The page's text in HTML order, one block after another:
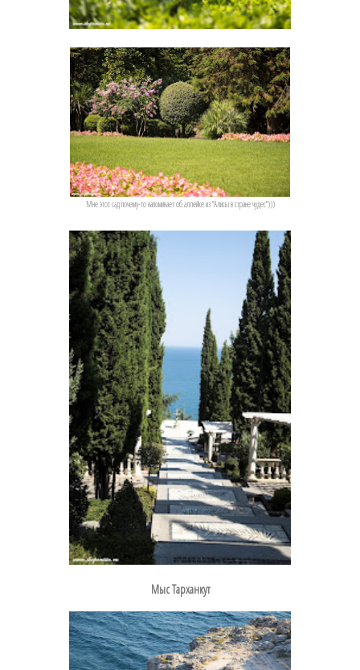
Мне этот сад почему-то напоминает об аллейке из "Алисы в стране чудес")))
Мыс Тарханкут